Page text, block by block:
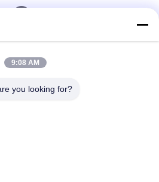
iletişim
9:08 AM
you looking for?